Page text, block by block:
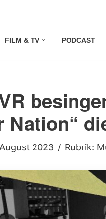
FILM & TV PODCAST
Nation“
2023 Rubrik: